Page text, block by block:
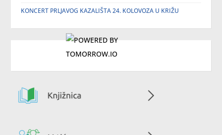
KONCERT PRLJAVOG KAZALIŠTA 24. KOLOVOZA U KRIŽU